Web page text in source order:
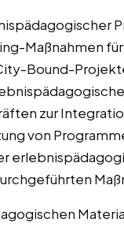
Maßnahmen für
Bound-
zur
von